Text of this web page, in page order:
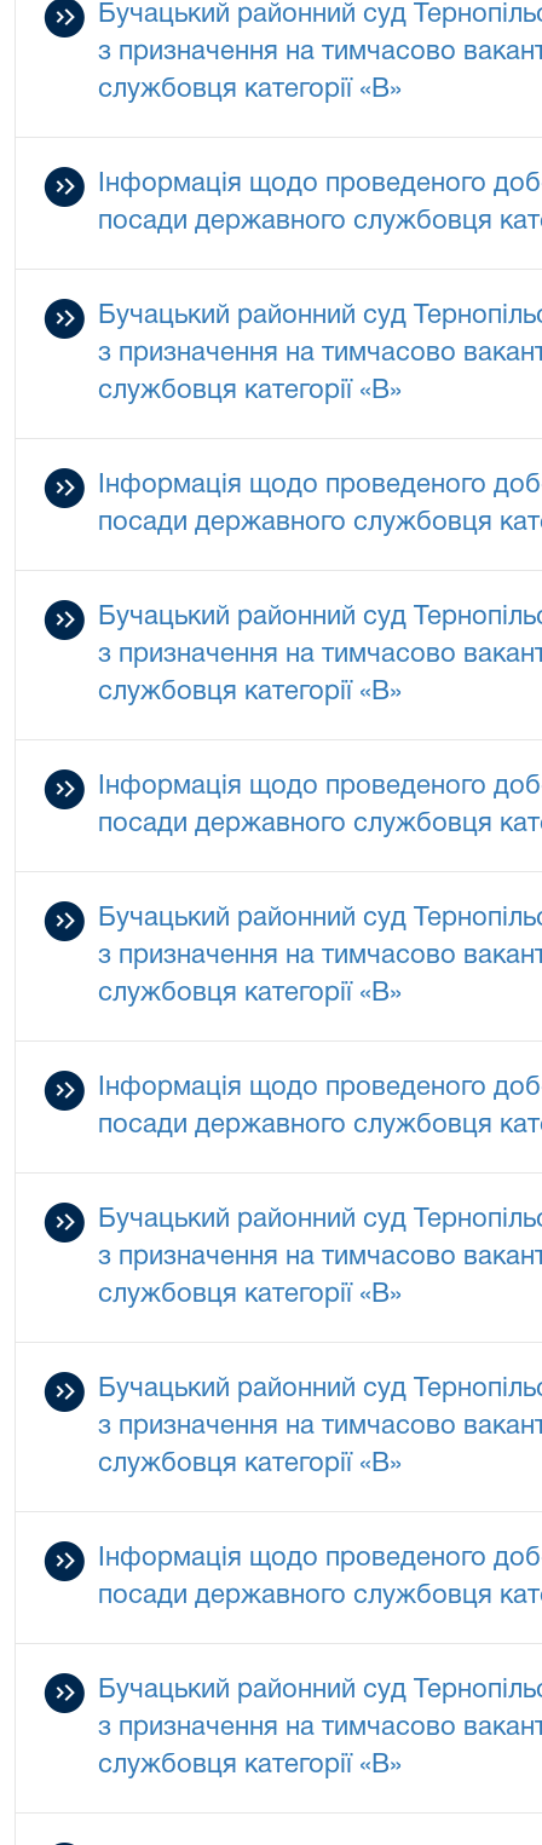
Бучацький районний суд
з призначення на тимчасово
службовця категорії «В»
Інформація щодо проведеного
посади державного службовця
Бучацький районний суд
з призначення на тимчасово
службовця категорії «В»
Інформація щодо проведеного
посади державного службовця
Бучацький районний суд
з призначення на тимчасово
службовця категорії «В»
Інформація щодо проведеного
посади державного службовця
Бучацький районний суд
з призначення на тимчасово
службовця категорії «В»
Інформація щодо проведеного
посади державного службовця
Бучацький районний суд
з призначення на тимчасово
службовця категорії «В»
Бучацький районний суд
з призначення на тимчасово
службовця категорії «В»
Інформація щодо проведеного
посади державного службовця
Бучацький районний суд
з призначення на тимчасово
службовця категорії «В»